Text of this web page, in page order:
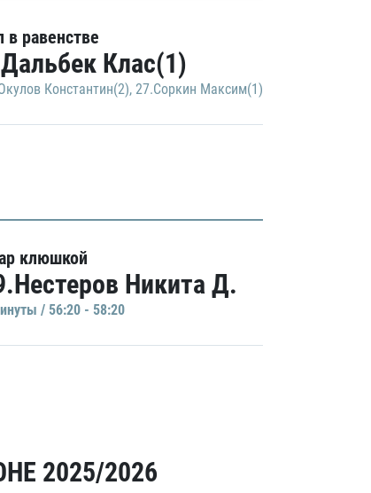
в равенстве
Клас(1)
Константин(2), 27.Соркин Максим(1)
клюшкой
Никита Д.
/ 56:20 - 58:20
2025/2026